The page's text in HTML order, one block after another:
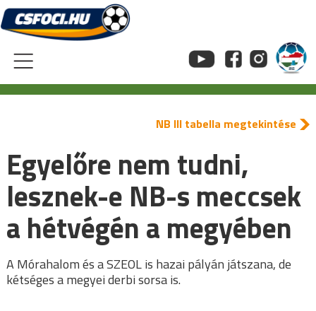
Skip
to
content
NB III tabella megtekintése
Egyelőre nem tudni,
lesznek-e NB-s meccsek
a hétvégén a megyében
A Mórahalom és a SZEOL is hazai pályán játszana, de
kétséges a megyei derbi sorsa is.